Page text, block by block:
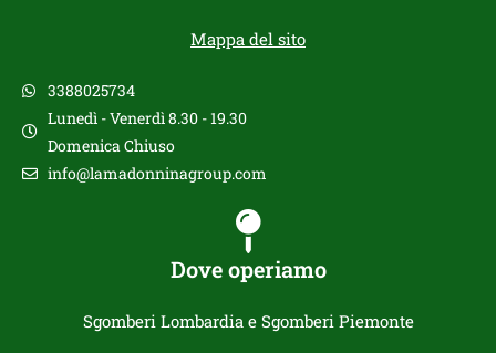
Mappa del sito
3388025734
Lunedì - Venerdì 8.30 - 19.30
Domenica Chiuso
info@lamadonninagroup.com
Dove operiamo
Sgomberi Lombardia e Sgomberi Piemonte